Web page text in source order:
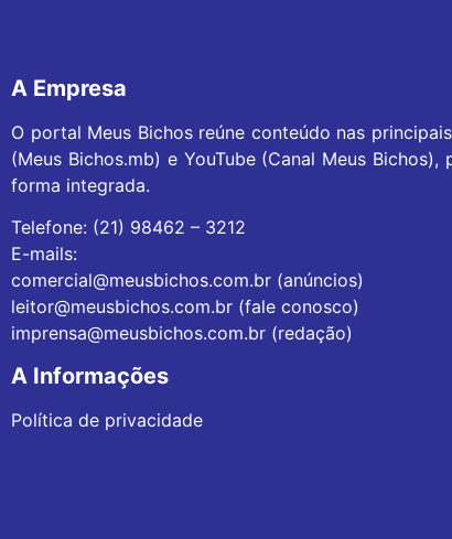
A Empresa
O portal Meus Bichos reúne conteúdo nas
(Meus Bichos.mb) e YouTube (Canal Meus
forma integrada.
Telefone: (21) 98462 – 3212
E-mails:
comercial@meusbichos.com.br (anúncios)
leitor@meusbichos.com.br (fale conosco)
imprensa@meusbichos.com.br (redação)
A Informações
Política de privacidade